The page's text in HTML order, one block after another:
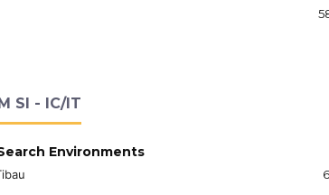
SI - IC/IT
Environments